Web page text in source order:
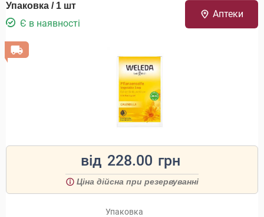
Упаковка / 1 шт
Є в наявності
Аптеки
від 228.00 грн
Ціна дійсна при резервуванні
Упаковка